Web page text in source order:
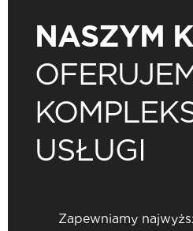
NASZYM
USŁUGI
Zapewniamy